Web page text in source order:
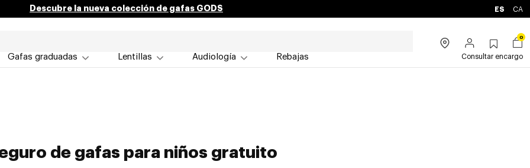
Descubre la nueva colección de gafas GODS ES CA
Gafas graduadas Lentillas Audiología Rebajas
0
Consultar encargo
de gafas para niños gratuito